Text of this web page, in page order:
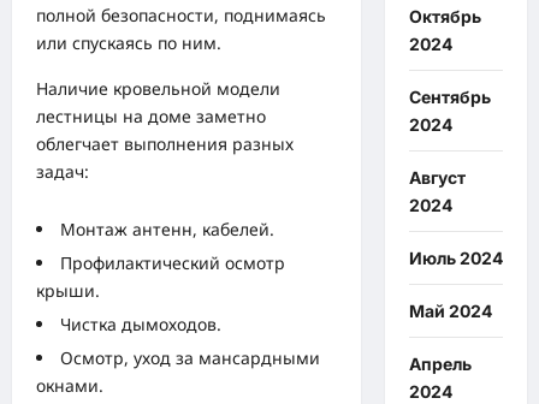
полной безопасности, поднимаясь
или спускаясь по ним.
Наличие кровельной модели
лестницы на доме заметно
облегчает выполнения разных
задач:
Монтаж антенн, кабелей.
Профилактический осмотр
крыши.
Чистка дымоходов.
Осмотр, уход за мансардными
окнами.
Октябрь
2024
Сентябрь
2024
Август
2024
Июль 2024
Май 2024
Апрель
2024